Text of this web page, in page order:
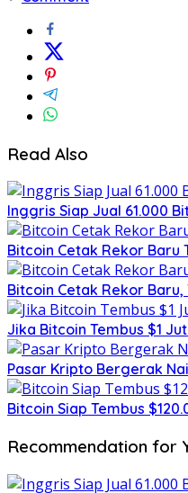
Read Also
Inggris Siap Jual 61.000
Bitcoin Cetak Rekor Baru
Bitcoin Cetak Rekor
Jika Bitcoin Tembus $1
Pasar Kripto Bergerak
Bitcoin Siap Tembus
Recommendation for